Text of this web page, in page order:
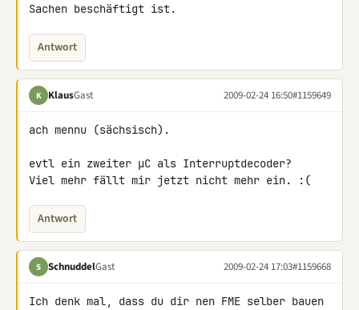
Sachen beschäftigt ist.
Antwort
K KlausGast 2009-02-24 16:50#1159649
ach mennu (sächsisch).
evtl ein zweiter µC als Interruptdecoder?
Viel mehr fällt mir jetzt nicht mehr ein. :(
Antwort
S SchnuddelGast 2009-02-24 17:03#1159668
Ich denk mal, dass du dir nen FME selber bauen